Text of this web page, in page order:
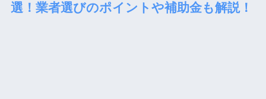
選！業者選びのポイントや補助金も解説！